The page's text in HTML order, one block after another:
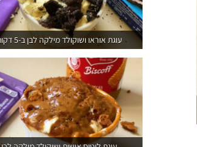
עוגת אוראו ושוקולד מילקה לבן ב-5 דקות